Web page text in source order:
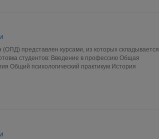
представлен курсами, из которых складывается
студентов: Введение в профессию Общая
Общий психологический практикум История